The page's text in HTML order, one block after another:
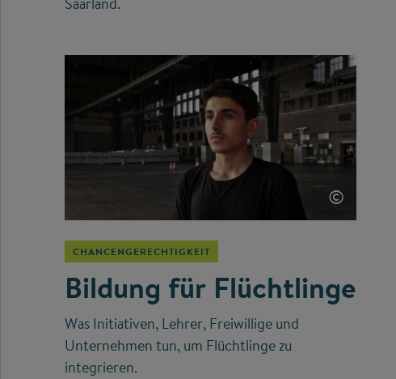
©
CHANCENGERECHTIGKEIT
Bildung für Flüchtlinge
Was Initiativen, Lehrer, Freiwillige und
Unternehmen tun, um Flüchtlinge zu
integrieren.